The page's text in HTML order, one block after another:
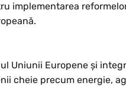
implementarea
Uniunii Europene și
cheie precum energie,